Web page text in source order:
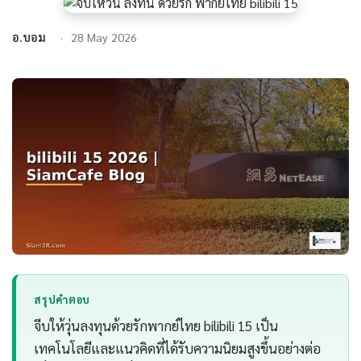
อ.บอม 28 May 2026
สรุปคำตอบ
จีบให้วุ่นลงทุนด้วยรักพากย์ไทย bilibili 15 เป็น
เทคโนโลยีและแนวคิดที่ได้รับความนิยมสูงขึ้นอย่างต่อ